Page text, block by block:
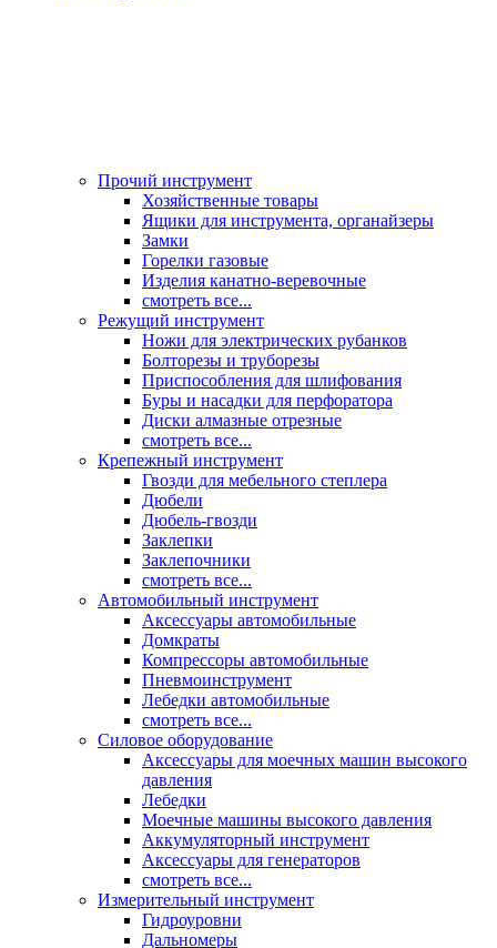
Прочий инструмент
Хозяйственные товары
Ящики для инструмента, органайзеры
Замки
Горелки газовые
Изделия канатно-веревочные
смотреть все...
Режущий инструмент
Ножи для электрических рубанков
Болторезы и труборезы
Приспособления для шлифования
Буры и насадки для перфоратора
Диски алмазные отрезные
смотреть все...
Крепежный инструмент
Гвозди для мебельного степлера
Дюбели
Дюбель-гвозди
Заклепки
Заклепочники
смотреть все...
Автомобильный инструмент
Аксессуары автомобильные
Домкраты
Компрессоры автомобильные
Пневмоинструмент
Лебедки автомобильные
смотреть все...
Силовое оборудование
Аксессуары для моечных машин высокого
давления
Лебедки
Моечные машины высокого давления
Аккумуляторный инструмент
Аксессуары для генераторов
смотреть все...
Измерительный инструмент
Гидроуровни
Дальномеры